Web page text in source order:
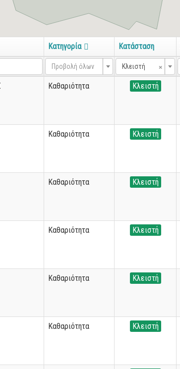
Κατηγορία Κατάσταση
Προβολή όλων ×
Κλειστή
Καθαριότητα Κλειστή
Καθαριότητα Κλειστή
Καθαριότητα Κλειστή
Καθαριότητα Κλειστή
Καθαριότητα Κλειστή
Καθαριότητα Κλειστή